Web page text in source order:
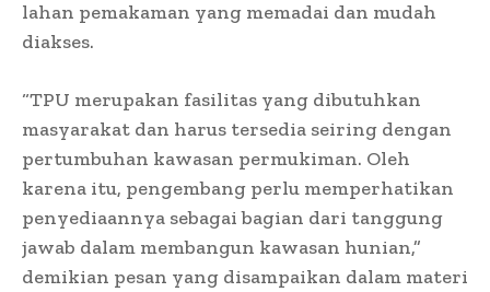
lahan pemakaman yang memadai dan mudah
diakses.
“TPU merupakan fasilitas yang dibutuhkan
masyarakat dan harus tersedia seiring dengan
pertumbuhan kawasan permukiman. Oleh
karena itu, pengembang perlu memperhatikan
penyediaannya sebagai bagian dari tanggung
jawab dalam membangun kawasan hunian,”
demikian pesan yang disampaikan dalam materi